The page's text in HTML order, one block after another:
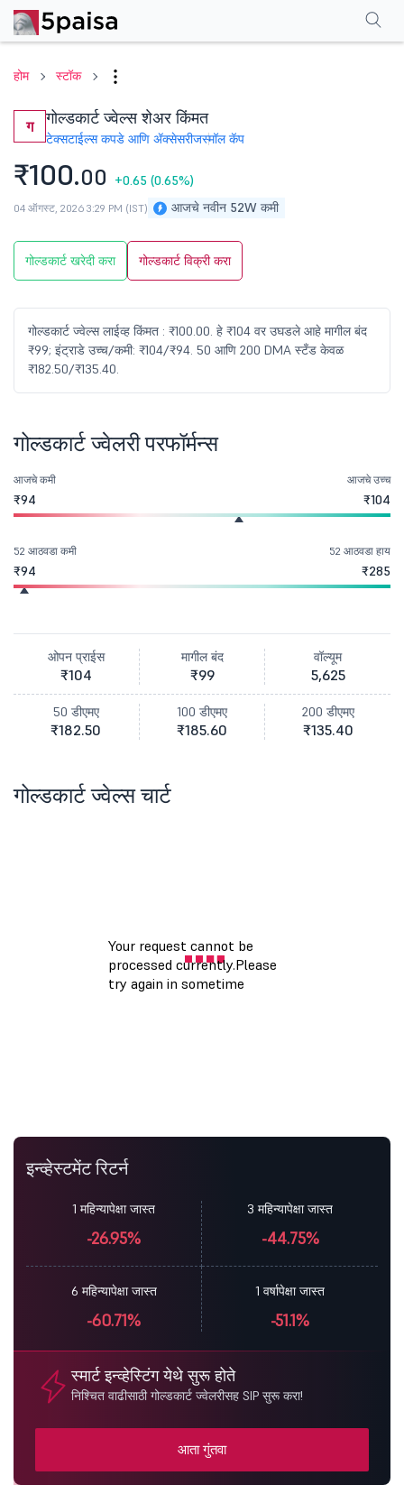
होम स्टॉक
ग गोल्डकार्ट ज्वेल्स शेअर किंमत
टेक्सटाईल्स कपडे आणि ॲक्सेसरीजस्मॉल कॅप
₹100.00 +0.65 (0.65%)
आजचे नवीन 52W कमी
04 ऑगस्ट, 2026 3:29 PM (IST)
गोल्डकार्ट खरेदी करा गोल्डकार्ट विक्री करा
गोल्डकार्ट ज्वेल्स लाईव्ह किंमत : ₹100.00. हे ₹104 वर उघडले आहे मागील बंद
₹99; इंट्राडे उच्च/कमी: ₹104/₹94. 50 आणि 200 DMA स्टँड केवळ
₹182.50/₹135.40.
परफॉर्मन्सफायनान्शियल्स एफएक्यू
गोल्डकार्ट ज्वेलरी परफॉर्मन्स
आजचे कमी
₹94
आजचे उच्च
₹104
52 आठवडा कमी
₹94
52 आठवडा हाय
₹285
ओपन प्राईस
₹104
मागील बंद
₹99
वॉल्यूम
5,625
50 डीएमए
₹182.50
100 डीएमए
₹185.60
200 डीएमए
₹135.40
गोल्डकार्ट ज्वेल्स चार्ट
इन्व्हेस्टमेंट रिटर्न
1 महिन्यापेक्षा जास्त
-26.95%
3 महिन्यापेक्षा जास्त
-44.75%
6 महिन्यापेक्षा जास्त
-60.71%
1 वर्षापेक्षा जास्त
-51.1%
स्मार्ट इन्व्हेस्टिंग येथे सुरू होते
निश्चित वाढीसाठी गोल्डकार्ट ज्वेलरीसह SIP सुरू करा!
आता गुंतवा